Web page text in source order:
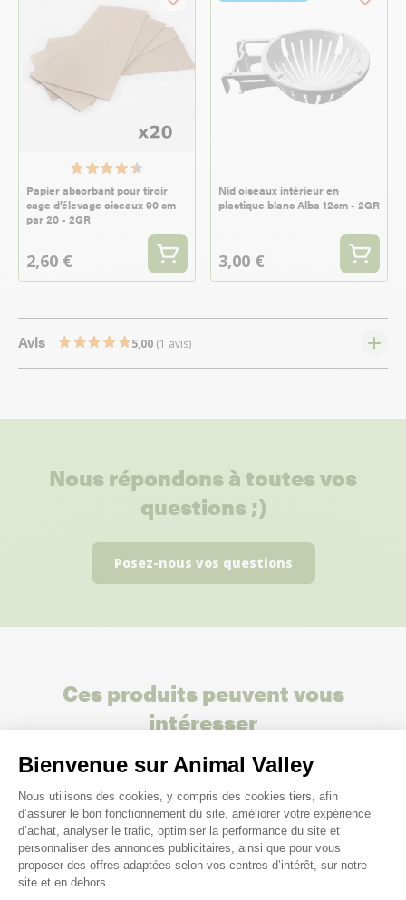
Bienvenue sur Animal Valley
Plateforme de Gestion du
Nous utilisons des cookies, y compris des cookies tiers, afin
d’assurer le bon fonctionnement du site, améliorer votre expérience
d’achat, analyser le trafic, optimiser la performance du site et
personnaliser des annonces publicitaires, ainsi que pour vous
proposer des offres adaptées selon vos centres d’intérêt, sur notre
site et en dehors.
Papier absorbant pour tiroir
cage d’élevage oiseaux 90 cm
par 20 - 2GR
2,60 €
Nid oiseaux intérieur en
plastique blanc Alba 12cm - 2GR
3,00 €
Avis 5,00 (1 avis)
Nous répondons à toutes vos
questions ;)
Posez-nous vos questions
Ces produits peuvent vous
intéresser